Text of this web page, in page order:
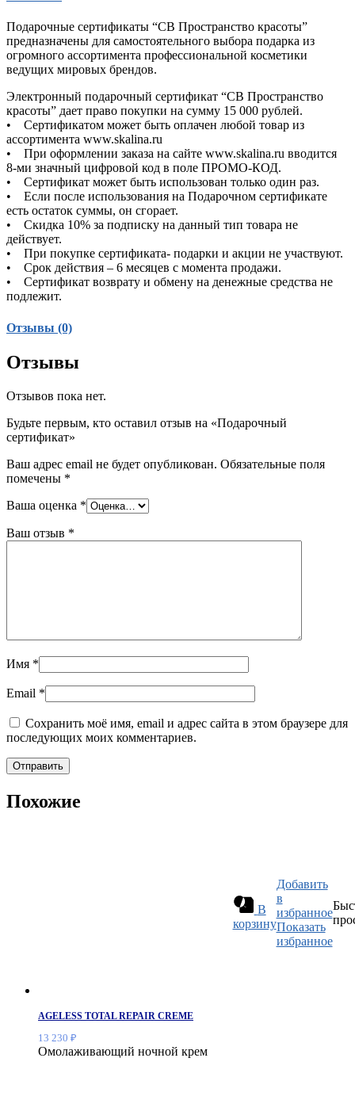
Подарочные сертификаты “СВ Пространство красоты”
предназначены для самостоятельного выбора подарка из
огромного ассортимента профессиональной косметики
ведущих мировых брендов.
Электронный подарочный сертификат “CВ Пространство
красоты” дает право покупки на сумму 15 000 рублей.
• Сертификатом может быть оплачен любой товар из
ассортимента www.skalina.ru
• При оформлении заказа на сайте www.skalina.ru вводится
8-ми значный цифровой код в поле ПРОМО-КОД.
• Сертификат может быть использован только один раз.
• Если после использования на Подарочном сертификате
есть остаток суммы, он сгорает.
• Скидка 10% за подписку на данный тип товара не
действует.
• При покупке сертификата- подарки и акции не участвуют.
• Срок действия – 6 месяцев с момента продажи.
• Сертификат возврату и обмену на денежные средства не
подлежит.
Отзывы (0)
Отзывы
Отзывов пока нет.
Будьте первым, кто оставил отзыв на «Подарочный
сертификат»
Ваш адрес email не будет опубликован. Обязательные поля
помечены *
Ваша оценка *
Ваш отзыв *
Имя *
Email *
Сохранить моё имя, email и адрес сайта в этом браузере для
последующих моих комментариев.
Похожие
В
корзину
Добавить
в
избранное
Показать
избранное
AGELESS TOTAL REPAIR CREME
13 230 ₽
Омолаживающий ночной крем